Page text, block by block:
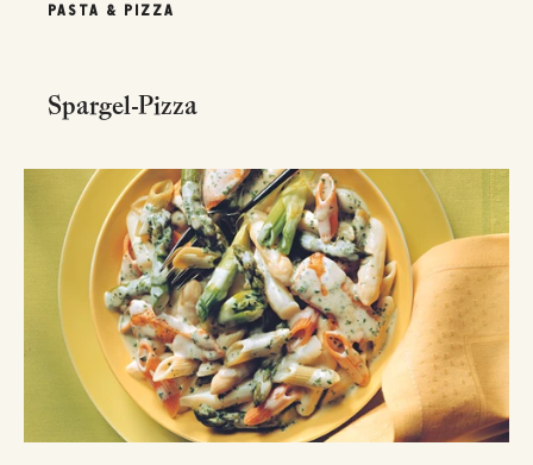
PASTA & PIZZA
Spargel-Pizza